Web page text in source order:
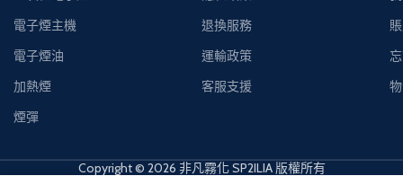
電子煙主機
電子煙油
加熱煙
煙彈
退換服務
運輸政策
客服支援
Copyright © 2026 非凡霧化 SP2ILIA 版權所有